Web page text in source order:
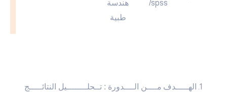
spss
/
هندسة
طبية
الهـــــدف مــــن الــــدورة : تــحلــــــــيل النتائـــــج